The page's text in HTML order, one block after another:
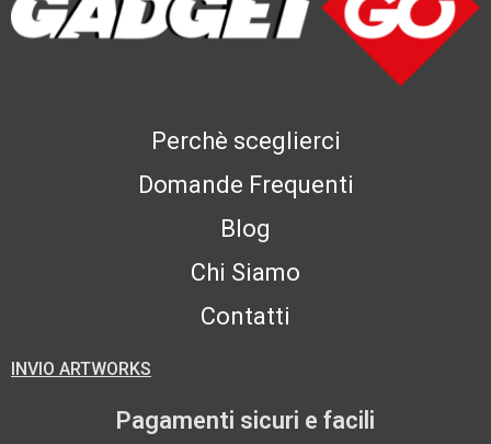
Perchè sceglierci
Domande Frequenti
Blog
Chi Siamo
Contatti
INVIO ARTWORKS
Pagamenti sicuri e facili